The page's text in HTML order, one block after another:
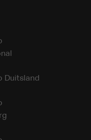
Duitsland